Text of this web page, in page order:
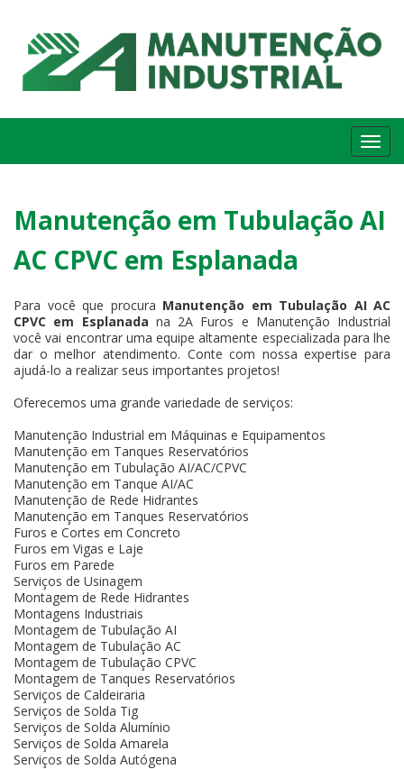
Manutenção em Tubulação AI
AC CPVC em Esplanada
Para você que procura Manutenção em Tubulação AI AC
CPVC em Esplanada na 2A Furos e Manutenção Industrial
você vai encontrar uma equipe altamente especializada para lhe
dar o melhor atendimento. Conte com nossa expertise para
ajudá-lo a realizar seus importantes projetos!
Oferecemos uma grande variedade de serviços:
Manutenção Industrial em Máquinas e Equipamentos
Manutenção em Tanques Reservatórios
Manutenção em Tubulação AI/AC/CPVC
Manutenção em Tanque AI/AC
Manutenção de Rede Hidrantes
Manutenção em Tanques Reservatórios
Furos e Cortes em Concreto
Furos em Vigas e Laje
Furos em Parede
Serviços de Usinagem
Montagem de Rede Hidrantes
Montagens Industriais
Montagem de Tubulação AI
Montagem de Tubulação AC
Montagem de Tubulação CPVC
Montagem de Tanques Reservatórios
Serviços de Caldeiraria
Serviços de Solda Tig
Serviços de Solda Alumínio
Serviços de Solda Amarela
Serviços de Solda Autógena